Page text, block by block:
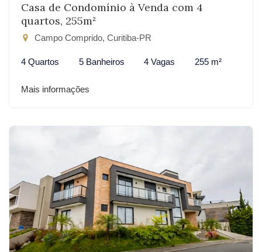
Casa de Condomínio à Venda com 4
quartos, 255m²
Campo Comprido, Curitiba-PR
4 Quartos 5 Banheiros 4 Vagas 255 m²
Mais informações